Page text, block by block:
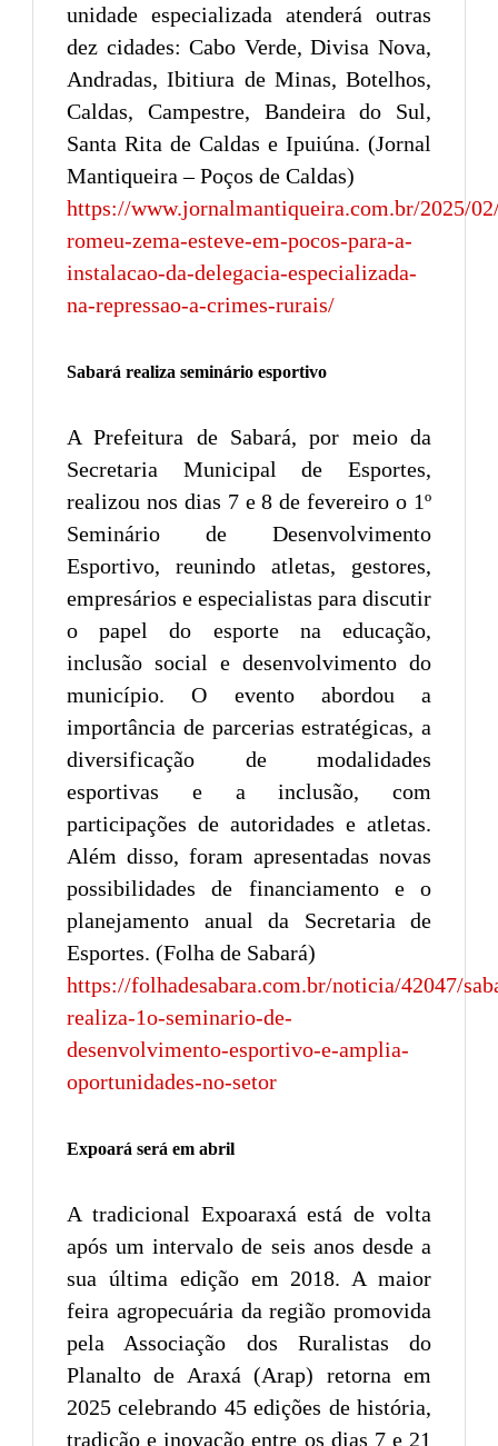
unidade especializada atenderá outras
dez cidades: Cabo Verde, Divisa Nova,
Andradas, Ibitiura de Minas, Botelhos,
Caldas, Campestre, Bandeira do Sul,
Santa Rita de Caldas e Ipuiúna. (Jornal
Mantiqueira – Poços de Caldas)
https://www.jornalmantiqueira.com.br/2025/
romeu-zema-esteve-em-pocos-para-a-
instalacao-da-delegacia-especializada-
na-repressao-a-crimes-rurais/
Sabará realiza seminário esportivo
A Prefeitura de Sabará, por meio da
Secretaria Municipal de Esportes,
realizou nos dias 7 e 8 de fevereiro o 1º
Seminário de Desenvolvimento
Esportivo, reunindo atletas, gestores,
empresários e especialistas para discutir
o papel do esporte na educação,
inclusão social e desenvolvimento do
município. O evento abordou a
importância de parcerias estratégicas, a
diversificação de modalidades
esportivas e a inclusão, com
participações de autoridades e atletas.
Além disso, foram apresentadas novas
possibilidades de financiamento e o
planejamento anual da Secretaria de
Esportes. (Folha de Sabará)
https://folhadesabara.com.br/noticia/42047/
realiza-1o-seminario-de-
desenvolvimento-esportivo-e-amplia-
oportunidades-no-setor
Expoará será em abril
A tradicional Expoaraxá está de volta
após um intervalo de seis anos desde a
sua última edição em 2018. A maior
feira agropecuária da região promovida
pela Associação dos Ruralistas do
Planalto de Araxá (Arap) retorna em
2025 celebrando 45 edições de história,
tradição e inovação entre os dias 7 e 21